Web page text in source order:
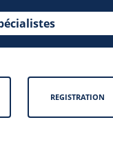
REGISTRATION